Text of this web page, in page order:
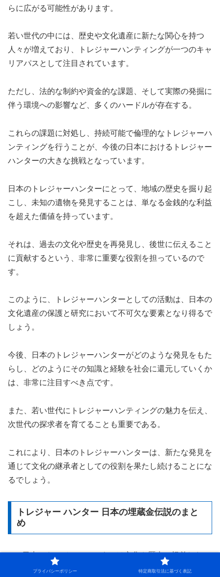
らに広がる可能性があります。
若い世代の中には、歴史や文化遺産に新たな関心を持つ
人々が増えており、トレジャーハンティングが一つのキャ
リアパスとして注目されています。
ただし、法的な制約や資金的な課題、そして実際の発掘に
伴う環境への影響など、多くのハードルが存在する。
これらの課題に対処し、持続可能で倫理的なトレジャーハ
ンティングを行うことが、今後の日本におけるトレジャー
ハンターの大きな挑戦となっています。
日本のトレジャーハンターにとって、地域の歴史を掘り起
こし、未知の遺物を発見することは、単なる金銭的な利益
を超えた価値を持っています。
それは、過去の文化や歴史を再発見し、後世に伝えること
に貢献するという、非常に重要な役割を担っているので
す。
このように、トレジャーハンターとしての活動は、日本の
文化遺産の保護と研究において不可欠な要素となり得るで
しょう。
今後、日本のトレジャーハンターがどのような発見をもた
らし、どのようにその知識と経験を社会に還元していくか
は、非常に注目すべき点です。
また、若い世代にトレジャーハンティングの魅力を伝え、
次世代の探求者を育てることも重要である。
これにより、日本のトレジャーハンターは、新たな発見を
通じて文化の継承者としての役割を果たし続けることにな
るでしょう。
トレジャー ハンター 日本の埋蔵金伝説のまと
め
日本のトレジャーハンターは文化や歴史に根差した
活動を行う
プライバシーポリシー 特定商取引法に基づく表記